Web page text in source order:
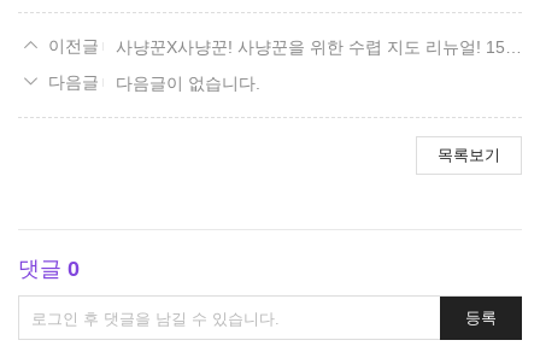
사냥꾼X사냥꾼! 사냥꾼을 위한 수렵 지도 리뉴얼! 15. 볼다이크 편.
다음글이 없습니다.
목록보기
댓글 0
댓
글
등록